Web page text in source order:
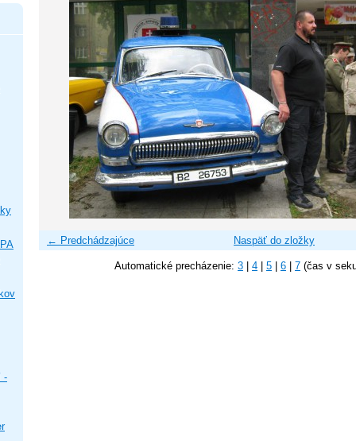
← Predchádzajúce Naspäť do zložky
Automatické precházenie: 3 4 5 6 7 (čas v
-